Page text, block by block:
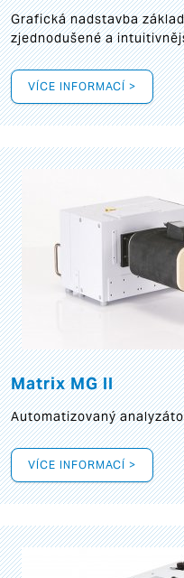
Grafickánadstavba
zjednodušené a
VÍCE INFORMACÍ >
Matrix MG II
Automatizovaný
VÍCE INFORMACÍ >